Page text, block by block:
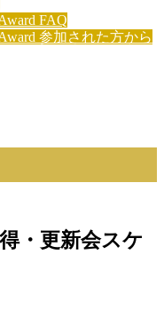
FAQ
参加された方から
・更新会スケ